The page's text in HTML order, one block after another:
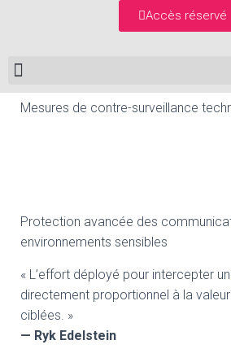
Accès réservé
Mesures de contre-surveillance
Protection avancée des
environnements sensibles
« L’effort déployé pour intercepter
directement proportionnel à la
ciblées. »
— Ryk Edelstein